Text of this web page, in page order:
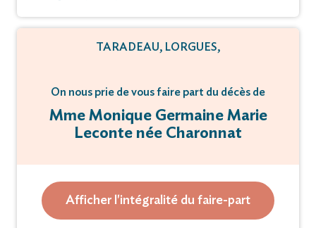
TARADEAU, LORGUES,
On nous prie de vous faire part du décès de
Mme Monique Germaine Marie
Leconte née Charonnat
La Cérémonie Religieuse sera célébrée Vendredi
02 Décembre 2022 à 10 Heures 30
Afficher l'intégralité du faire-part